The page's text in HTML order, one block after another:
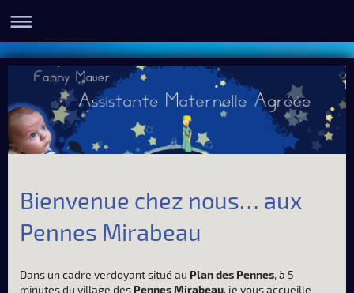
Bienvenue chez nous… aux
Pennes Mirabeau
Dans un cadre verdoyant situé au Plan des Pennes, à 5
minutes du village des Pennes Mirabeau, je vous accueille